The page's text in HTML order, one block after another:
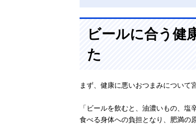
ビールに合う健
た
まず、健康に悪いおつまみについて
「ビールを飲むと、油濃いもの、
食べる身体への負担となり、肥満の